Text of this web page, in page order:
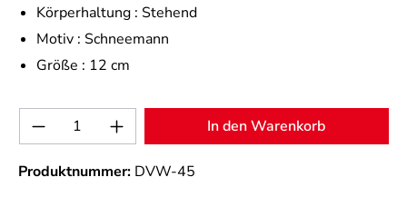
Körperhaltung : Stehend
Motiv : Schneemann
Größe : 12 cm
Produkt Anzahl: Gib den gewünschten
In den Warenkorb
Produktnummer: DVW-45